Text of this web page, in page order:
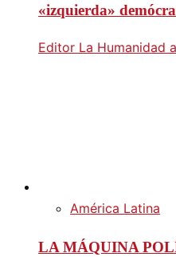
«izquierda»
Editor La Humanidad
América Latina
LA MÁQUINA